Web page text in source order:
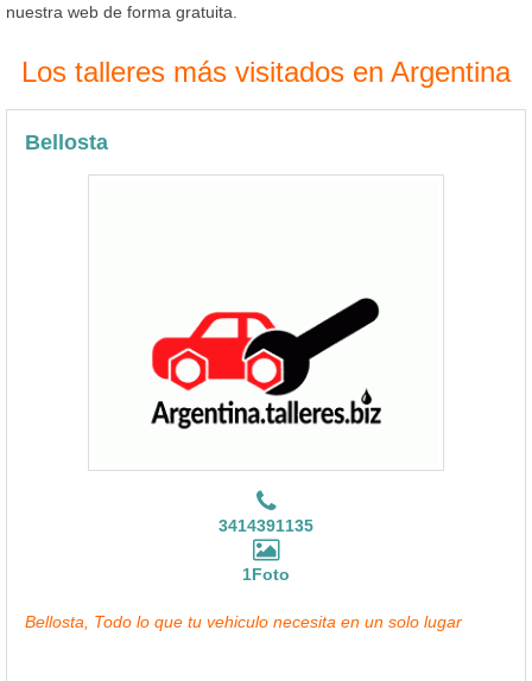
nuestra web de forma gratuita.
Los talleres más visitados en Argentina
Bellosta
3414391135
1Foto
Bellosta, Todo lo que tu vehiculo necesita en un solo lugar